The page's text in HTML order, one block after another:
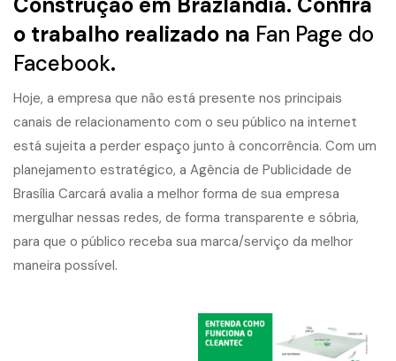
o trabalho realizado na Fan Page do
Facebook.
Hoje, a empresa que não está presente nos principais
canais de relacionamento com o seu público na internet
está sujeita a perder espaço junto à concorrência. Com um
planejamento estratégico, a Agência de Publicidade de
Brasília Carcará avalia a melhor forma de sua empresa
mergulhar nessas redes, de forma transparente e sóbria,
para que o público receba sua marca/serviço da melhor
maneira possível.